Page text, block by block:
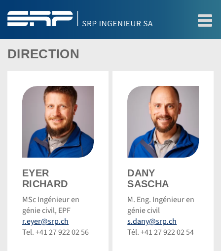
DIRECTION
Eyer
Richard
©
Dominic
Steinmann
EYER
RICHARD
MSc Ingénieur en
génie civil, EPF
r.eyer@srp.ch
Tel. +41 27 922 02 56
Dany
Sascha
©
Dominic
Steinmann
DANY
SASCHA
M. Eng. Ingénieur en
génie civil
s.dany@srp.ch
Tél. +41 27 922 02 54